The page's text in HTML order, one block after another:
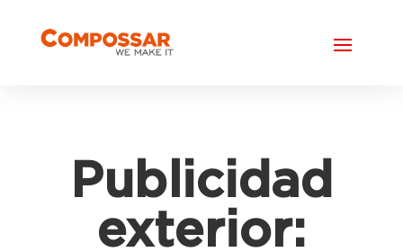
Publicidad
exterior: